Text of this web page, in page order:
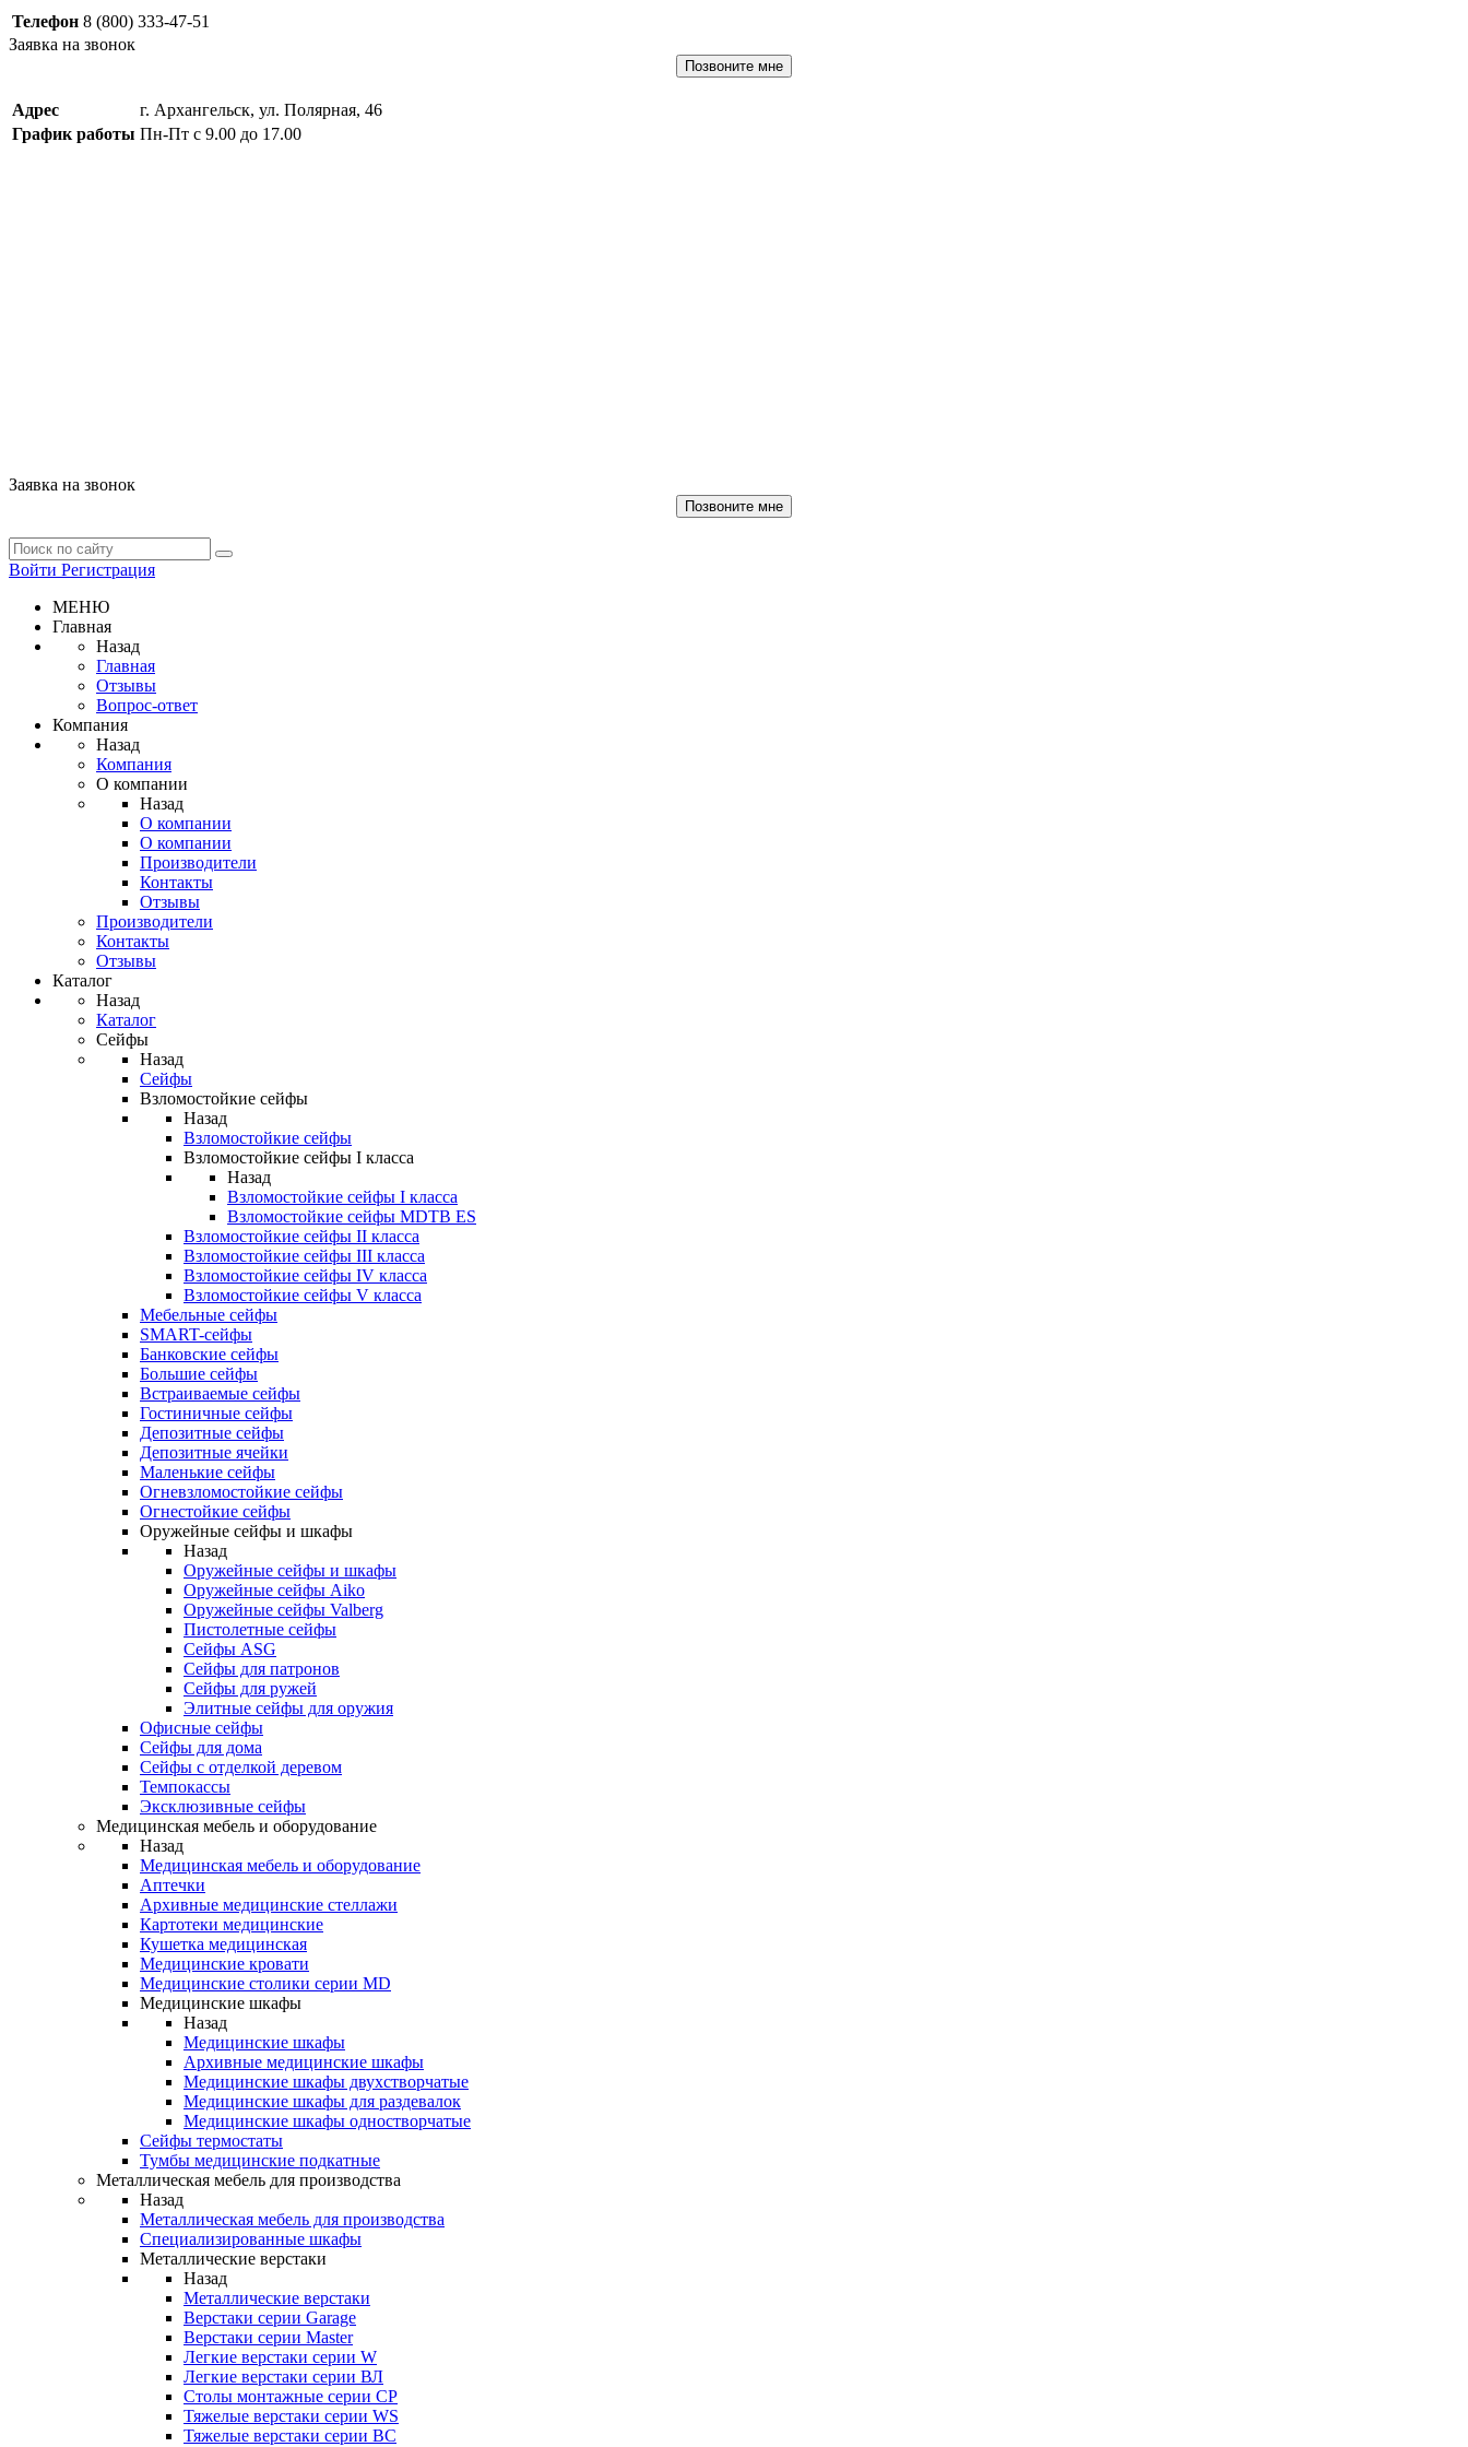
Телефон 8 (800) 333-47-51
Заявка на звонок
Позвоните мне
Адрес
г. Архангельск, ул. Полярная, 46
График работы Пн-Пт с 9.00 до 17.00
Заявка на звонок
Позвоните мне
Войти Регистрация
МЕНЮ
Главная
Назад
Главная
Отзывы
Вопрос-ответ
Компания
Назад
Компания
О компании
Назад
О компании
О компании
Производители
Контакты
Отзывы
Производители
Контакты
Отзывы
Каталог
Назад
Каталог
Сейфы
Назад
Сейфы
Взломостойкие сейфы
Назад
Взломостойкие сейфы
Взломостойкие сейфы I класса
Назад
Взломостойкие сейфы I класса
Взломостойкие сейфы MDTB ES
Взломостойкие сейфы II класса
Взломостойкие сейфы III класса
Взломостойкие сейфы IV класса
Взломостойкие сейфы V класса
Мебельные сейфы
SMART-сейфы
Банковские сейфы
Большие сейфы
Встраиваемые сейфы
Гостиничные сейфы
Депозитные сейфы
Депозитные ячейки
Маленькие сейфы
Огневзломостойкие сейфы
Огнестойкие сейфы
Оружейные сейфы и шкафы
Назад
Оружейные сейфы и шкафы
Оружейные сейфы Aiko
Оружейные сейфы Valberg
Пистолетные сейфы
Сейфы ASG
Сейфы для патронов
Сейфы для ружей
Элитные сейфы для оружия
Офисные сейфы
Сейфы для дома
Сейфы с отделкой деревом
Темпокассы
Эксклюзивные сейфы
Медицинская мебель и оборудование
Назад
Медицинская мебель и оборудование
Аптечки
Архивные медицинские стеллажи
Картотеки медицинские
Кушетка медицинская
Медицинские кровати
Медицинские столики серии MD
Медицинские шкафы
Назад
Медицинские шкафы
Архивные медицинские шкафы
Медицинские шкафы двухстворчатые
Медицинские шкафы для раздевалок
Медицинские шкафы одностворчатые
Сейфы термостаты
Тумбы медицинские подкатные
Металлическая мебель для производства
Назад
Металлическая мебель для производства
Cпециализированные шкафы
Металлические верстаки
Назад
Металлические верстаки
Верстаки серии Garage
Верстаки серии Master
Легкие верстаки серии W
Легкие верстаки серии ВЛ
Столы монтажные серии СР
Тяжелые верстаки серии WS
Тяжелые верстаки серии ВС